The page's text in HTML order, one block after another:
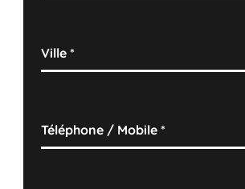
Ville*
Téléphone / Mobile*